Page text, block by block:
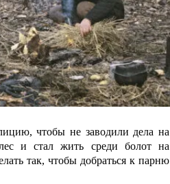
чтобы не заводили дела на
и стал жить среди болот на
так, чтобы добраться к парню